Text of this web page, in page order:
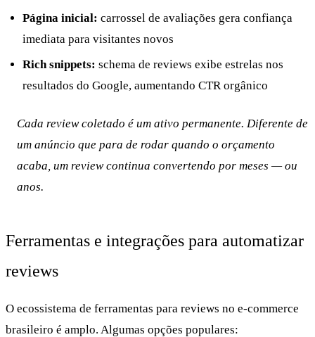
Página inicial: carrossel de avaliações gera confiança
imediata para visitantes novos
Rich snippets: schema de reviews exibe estrelas nos
resultados do Google, aumentando CTR orgânico
Cada review coletado é um ativo permanente. Diferente de
um anúncio que para de rodar quando o orçamento
acaba, um review continua convertendo por meses — ou
anos.
Ferramentas e integrações para automatizar
reviews
O ecossistema de ferramentas para reviews no e-commerce
brasileiro é amplo. Algumas opções populares: